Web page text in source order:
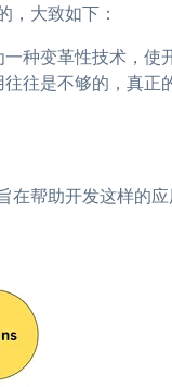
，大致如下：
种变革性技术，使
往是不够的，真
帮助开发这样的